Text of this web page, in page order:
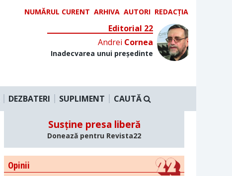
NUMĂRUL CURENT ARHIVA AUTORI REDACȚIA
Editorial 22
Andrei Cornea
Inadecvarea unui președinte
DEZBATERI SUPLIMENT CAUTĂ
Susține presa liberă
Donează pentru Revista22
Opinii